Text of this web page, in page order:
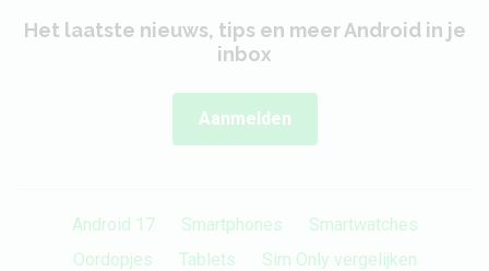
Het laatste nieuws, tips en meer Android in je
inbox
Aanmelden
Android 17 Smartphones
Smartwatches
Oordopjes
Tablets
Sim Only vergelijken